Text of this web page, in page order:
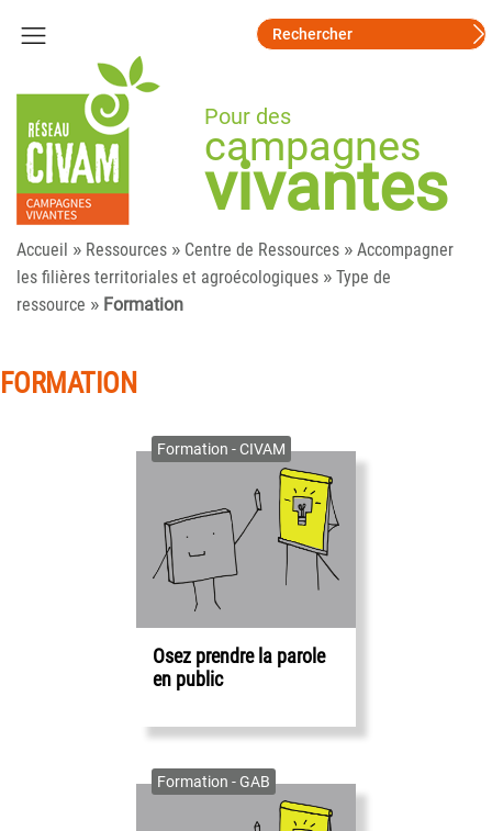
Pour des
campagnes
vivantes
Accueil » Ressources » Centre de Ressources » Accompagner
les filières territoriales et agroécologiques » Type de
ressource » Formation
FORMATION
Formation - CIVAM
Osez prendre la parole
en public
Formation - GAB